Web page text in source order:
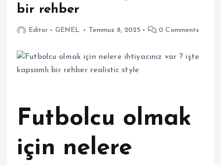
bir rehber
Editor GENEL Temmuz 8, 2025 0 Comments
Futbolcu olmak
için nelere